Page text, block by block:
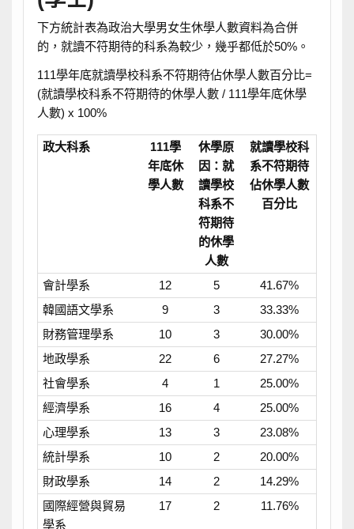
下方統計表為政治大學男女生休學人數資料為合併
的，就讀不符期待的科系為較少，幾乎都低於50%。
111學年底就讀學校科系不符期待佔休學人數百分比=
(就讀學校科系不符期待的休學人數 / 111學年底休學
人數) x 100%
政大科系
111學
年底休
學人數
休學原
因：就
讀學校
科系不
符期待
的休學
人數
就讀學校科
系不符期待
佔休學人數
百分比
會計學系 12 5
41.67%
韓國語文學系
9 3
33.33%
財務管理學系
10 3
30.00%
地政學系
22 6
27.27%
社會學系
4 1
25.00%
經濟學系
16 4
25.00%
心理學系
13 3
23.08%
統計學系
10 2
20.00%
財政學系
14 2
14.29%
國際經營與貿易
學系
17 2 11.76%